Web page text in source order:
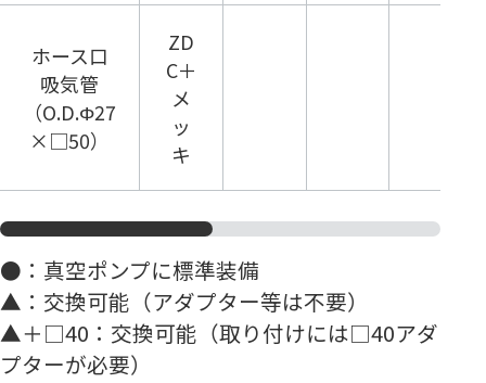
ホース口
吸気管
（O.D.Φ27
×□50）
ZD
C＋
メ
ッ
キ
●：真空ポンプに標準装備
▲：交換可能（アダプター等は不要）
▲＋□40：交換可能（取り付けには□40アダ
プターが必要）